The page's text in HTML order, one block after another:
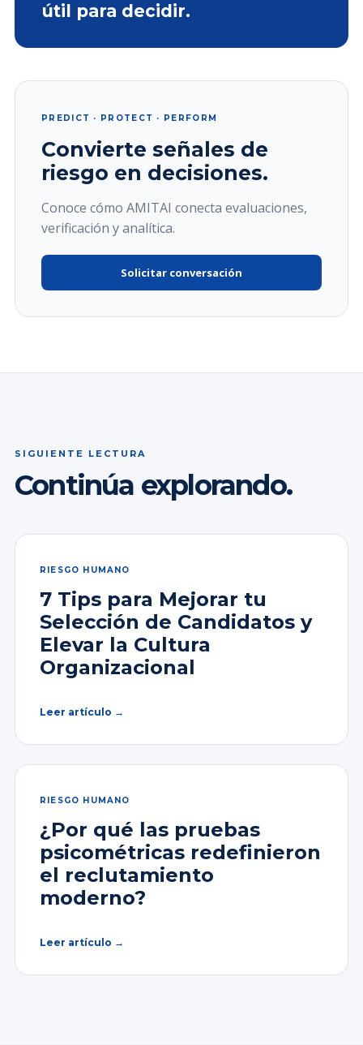
útil para decidir.
PREDICT · PROTECT · PERFORM
Convierte señales de
riesgo en decisiones.
Conoce cómo AMITAI conecta evaluaciones,
verificación y analítica.
Solicitar conversación
SIGUIENTE LECTURA
Continúa explorando.
RIESGO HUMANO
7 Tips para Mejorar tu
Selección de Candidatos y
Elevar la Cultura
Organizacional
Leer artículo →
RIESGO HUMANO
¿Por qué las pruebas
psicométricas redefinieron
el reclutamiento
moderno?
Leer artículo →